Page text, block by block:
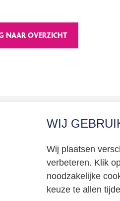
WIJ
Wij plaatsen
verbeteren. Klik
noodzakelijke
keuze te allen
NAAR OVERZICHT